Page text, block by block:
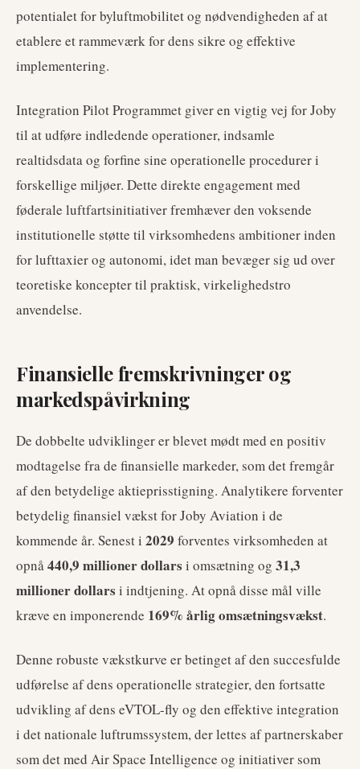
potentialet for byluftmobilitet og nødvendigheden af at
etablere et rammeværk for dens sikre og effektive
implementering.
Integration Pilot Programmet giver en vigtig vej for Joby
til at udføre indledende operationer, indsamle
realtidsdata og forfine sine operationelle procedurer i
forskellige miljøer. Dette direkte engagement med
føderale luftfartsinitiativer fremhæver den voksende
institutionelle støtte til virksomhedens ambitioner inden
for lufttaxier og autonomi, idet man bevæger sig ud over
teoretiske koncepter til praktisk, virkelighedstro
anvendelse.
Finansielle fremskrivninger og
markedspåvirkning
De dobbelte udviklinger er blevet mødt med en positiv
modtagelse fra de finansielle markeder, som det fremgår
af den betydelige aktieprisstigning. Analytikere forventer
betydelig finansiel vækst for Joby Aviation i de
kommende år. Senest i 2029 forventes virksomheden at
opnå440,9 millioner dollars i omsætning og 31,3
millioner dollars i indtjening. At opnå disse mål ville
kræve en imponerende 169% årlig omsætningsvækst.
Denne robuste vækstkurve er betinget af den succesfulde
udførelse af dens operationelle strategier, den fortsatte
udvikling af dens eVTOL-fly og den effektive integration
i det nationale luftrumssystem, der lettes af partnerskaber
som det med Air Space Intelligence og initiativer som